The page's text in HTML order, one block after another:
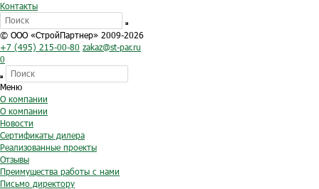
Контакты
© ООО «СтройПартнер» 2009-2026
+7 (495) 215-00-80 zakaz@st-par.ru
0
Меню
О компании
О компании
Новости
Сертификаты дилера
Реализованные проекты
Отзывы
Преимущества работы с нами
Письмо директору